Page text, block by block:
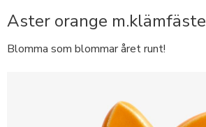
Aster orange m.klämfäste
Blomma som blommar året runt!